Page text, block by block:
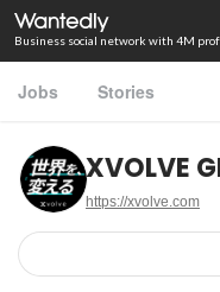
Business social network with 4M
Jobs Stories
XVOLVE
https://xvolve.com